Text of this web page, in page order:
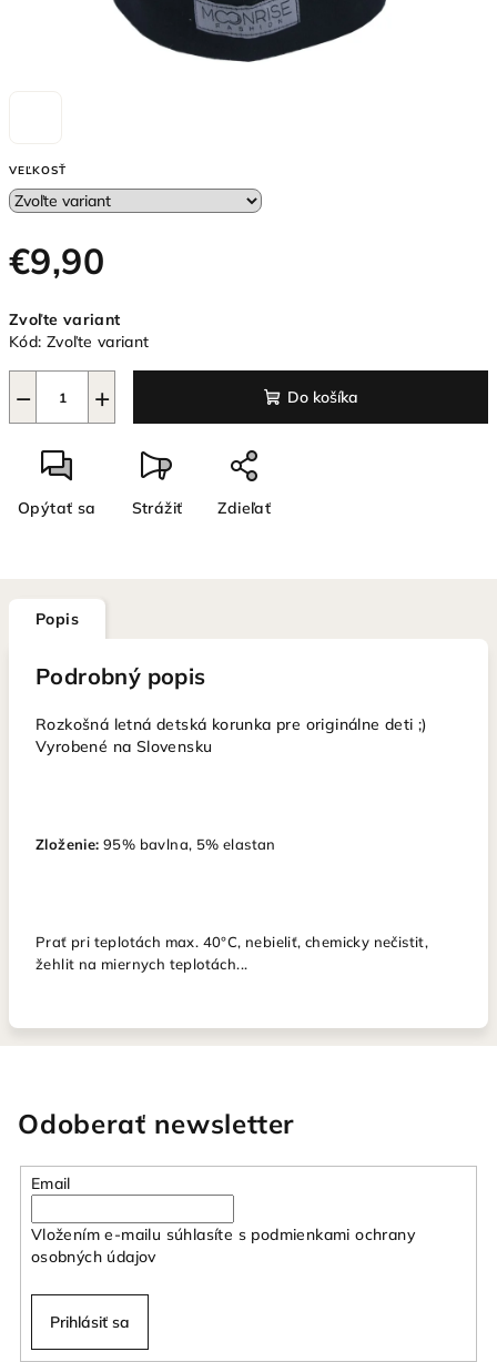
VEĽKOSŤ
€9,90
cena:
Zvoľte variant
Kód: Zvoľte variant
+
− Do košíka
Opýtať sa Strážiť Zdieľať
Popis
Podrobný popis
Rozkošná letná detská korunka pre originálne deti ;)
Vyrobené na Slovensku
Zloženie: 95% bavlna, 5% elastan
Prať pri teplotách max. 40°C, nebieliť, chemicky nečistit,
žehlit na miernych teplotách...
Odoberať newsletter
Email
Vložením e-mailu súhlasíte s podmienkami ochrany
osobných údajov
Prihlásiť sa